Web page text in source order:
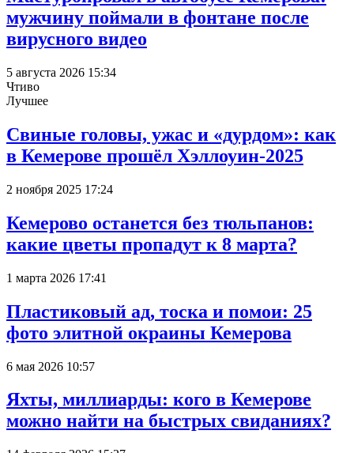
мужчину поймали в фонтане после
вирусного видео
5 августа 2026 15:34
Чтиво
Лучшее
Свиные головы, ужас и «дурдом»: как
в Кемерове прошёл Хэллоуин-2025
2 ноября 2025 17:24
Кемерово останется без тюльпанов:
какие цветы пропадут к 8 марта?
1 марта 2026 17:41
Пластиковый ад, тоска и помои: 25
фото элитной окраины Кемерова
6 мая 2026 10:57
Яхты, миллиарды: кого в Кемерове
можно найти на быстрых свиданиях?